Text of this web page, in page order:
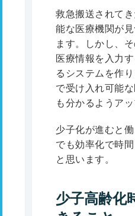
救急搬送されて
能な医療機関が
ます。しかし、
医療情報を入力
るシステムを作
で受け入れ可能
も分かるようア
少子化が進むと
でも効率化で時
と思います。
少子高齢化